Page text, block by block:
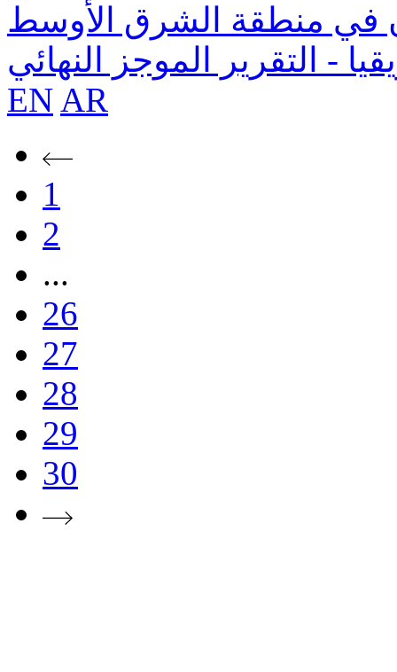
في منطقة الشرق الأوسط
- التقرير الموجز النهائي
EN AR
1
2
...
26
27
28
29
30